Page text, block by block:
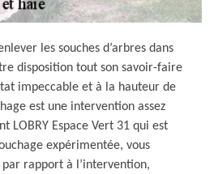
les souches d’arbres dans
disposition tout son savoir-faire
impeccable et à la hauteur de
est une intervention assez
LOBRY Espace Vert 31 qui est
expérimentée, vous
rapport à l’intervention,